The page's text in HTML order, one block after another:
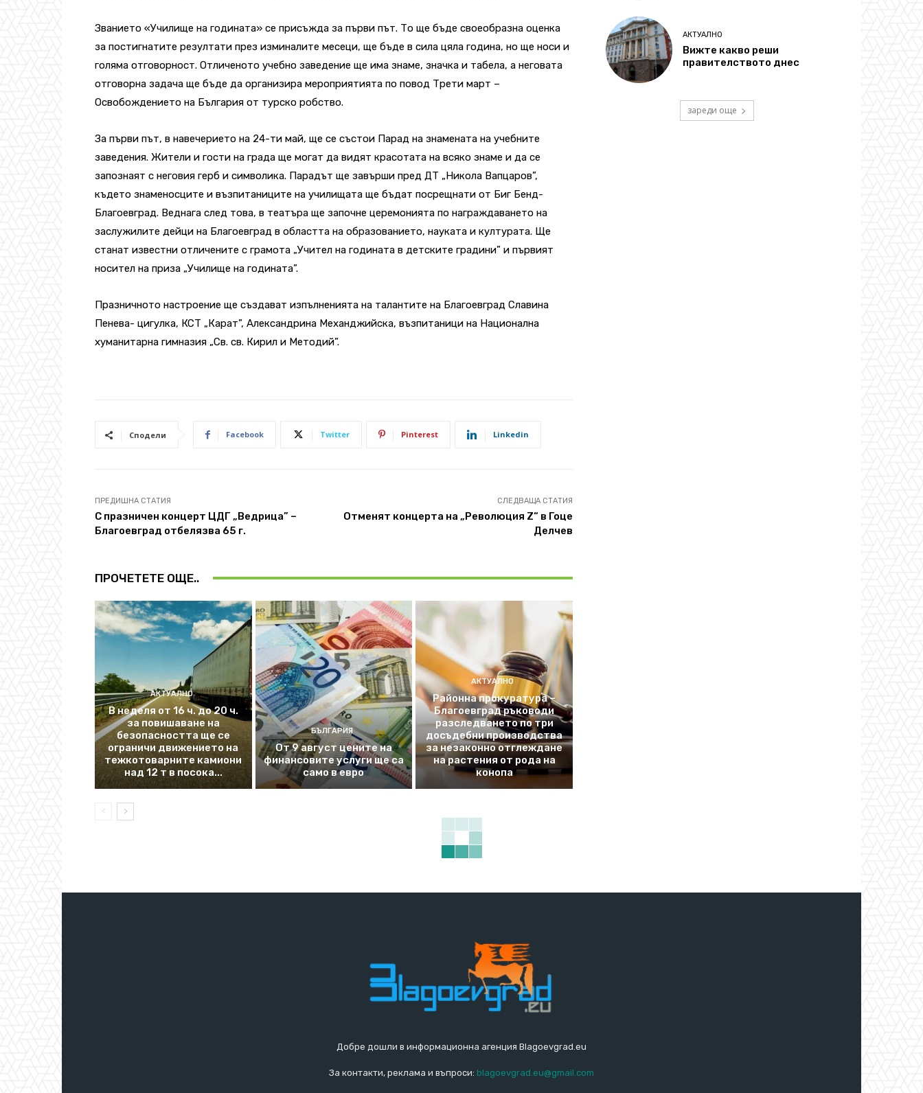
Званието «Училище на годината» се присъжда за първи път. То ще бъде своеобразна оценка
за постигнатите резултати през изминалите месеци, ще бъде в сила цяла година, но ще носи и
голяма отговорност. Отличеното учебно заведение ще има знаме, значка и табела, а неговата
отговорна задача ще бъде да организира мероприятията по повод Трети март –
Освобождението на България от турско робство.
За първи път, в навечерието на 24-ти май, ще се състои Парад на знамената на учебните
заведения. Жители и гости на града ще могат да видят красотата на всяко знаме и да се
запознаят с неговия герб и символика. Парадът ще завърши пред ДТ „Никола Вапцаров”,
където знаменосците и възпитаниците на училищата ще бъдат посрещнати от Биг Бенд-
Благоевград. Веднага след това, в театъра ще започне церемонията по награждаването на
заслужилите дейци на Благоевград в областта на образованието, науката и културата. Ще
станат известни отличените с грамота „Учител на годината в детските градини” и първият
носител на приза „Училище на годината”.
Празничното настроение ще създават изпълненията на талантите на Благоевград Славина
Пенева- цигулка, КСТ „Карат”, Александрина Механджийска, възпитаници на Национална
хуманитарна гимназия „Св. св. Кирил и Методий”.
Сподели Facebook Twitter Pinterest Linkedin
ПРЕДИШНА СТАТИЯ
С празничен концерт ЦДГ „Ведрица” –
Благоевград отбелязва 65 г.
СЛЕДВАЩА СТАТИЯ
Отменят концерта на „Революция Z“ в Гоце
Делчев
ПРОЧЕТЕТЕ ОЩЕ..
АКТУАЛНО
В неделя от 16 ч. до 20 ч.
за повишаване на
безопасността ще се
ограничи движението на
тежкотоварните камиони
над 12 т в посока...
БЪЛГАРИЯ
От 9 август цените на
финансовите услуги ще са
само в евро
АКТУАЛНО
Районна прокуратура –
Благоевград ръководи
разследването по три
досъдебни производства
за незаконно отглеждане
на растения от рода на
конопа
АКТУАЛНО
Вижте какво реши
правителството днес
зареди още
Добре дошли в информационна агенция Blagoevgrad.eu
За контакти, реклама и въпроси: blagoevgrad.eu@gmail.com